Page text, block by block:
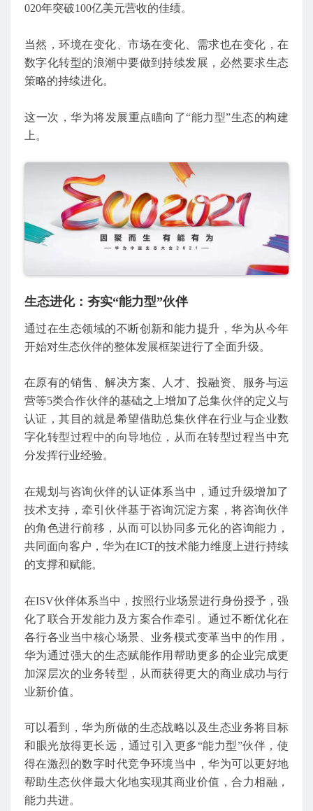
020年突破100亿美元营收的佳绩。
当然，环境在变化、市场在变化、需求也在变化，在
数字化转型的浪潮中要做到持续发展，必然要求生态
策略的持续进化。
这一次，华为将发展重点瞄向了“能力型”生态的构建
上。
生态进化：夯实“能力型”伙伴
通过在生态领域的不断创新和能力提升，华为从今年
开始对生态伙伴的整体发展框架进行了全面升级。
在原有的销售、解决方案、人才、投融资、服务与运
营等5类合作伙伴的基础之上增加了总集伙伴的定义与
认证，其目的就是希望借助总集伙伴在行业与企业数
字化转型过程中的向导地位，从而在转型过程当中充
分发挥行业经验。
在规划与咨询伙伴的认证体系当中，通过升级增加了
技术支持，牵引伙伴基于咨询沉淀方案，将咨询伙伴
的角色进行前移，从而可以协同多元化的咨询能力，
共同面向客户，华为在ICT的技术能力维度上进行持续
的支撑和赋能。
在ISV伙伴体系当中，按照行业场景进行身份授予，强
化了联合开发能力及方案合作牵引。通过不断优化在
各行各业当中核心场景、业务模式变革当中的作用，
华为通过强大的生态赋能作用帮助更多的企业完成更
加深层次的业务转型，从而获得更大的商业成功与行
业新价值。
可以看到，华为所做的生态战略以及生态业务将目标
和眼光放得更长远，通过引入更多“能力型”伙伴，使
得在激烈的数字时代竞争环境当中，华为可以更好地
帮助生态伙伴最大化地实现其商业价值，合力相融，
能力共进。